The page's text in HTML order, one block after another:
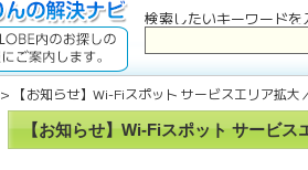
検索したいキーワード
> 【お知らせ】Wi-Fiスポット サービスエリア拡大
【お知らせ】Wi-Fiスポット サービス